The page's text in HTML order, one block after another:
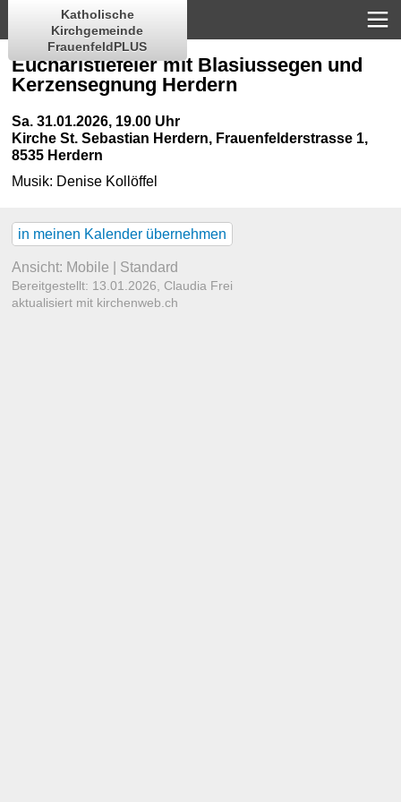
Katholische
Kirchgemeinde
FrauenfeldPLUS
Eucharistiefeier mit Blasiussegen und
Kerzensegnung Herdern
Sa. 31.01.2026, 19.00 Uhr
Kirche St. Sebastian Herdern, Frauenfelderstrasse 1,
8535 Herdern
Musik: Denise Kollöffel
in meinen Kalender übernehmen
Ansicht: Mobile Standard
Bereitgestellt: 13.01.2026, Claudia Frei
aktualisiert mit kirchenweb.ch